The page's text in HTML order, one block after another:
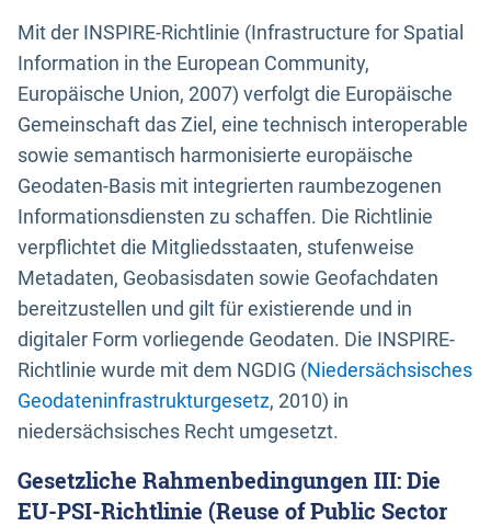
Mit der INSPIRE-Richtlinie (Infrastructure for Spatial
Information in the European Community,
Europäische Union, 2007) verfolgt die Europäische
Gemeinschaft das Ziel, eine technisch interoperable
sowie semantisch harmonisierte europäische
Geodaten-Basis mit integrierten raumbezogenen
Informationsdiensten zu schaffen. Die Richtlinie
verpflichtet die Mitgliedsstaaten, stufenweise
Metadaten, Geobasisdaten sowie Geofachdaten
bereitzustellen und gilt für existierende und in
digitaler Form vorliegende Geodaten. Die INSPIRE-
Richtlinie wurde mit dem NGDIG (Niedersächsisches
Geodateninfrastrukturgesetz, 2010) in
niedersächsisches Recht umgesetzt.
Gesetzliche Rahmenbedingungen III: Die
EU-PSI-Richtlinie (Reuse of Public Sector